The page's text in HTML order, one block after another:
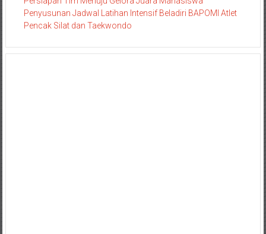
Penyusunan Jadwal Latihan Intensif Beladiri BAPOMI Atlet
Pencak Silat dan Taekwondo